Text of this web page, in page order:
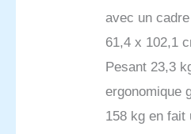
avec un
61,4 x 102,1
Pesant 23,3
ergonomique
158 kg en fait